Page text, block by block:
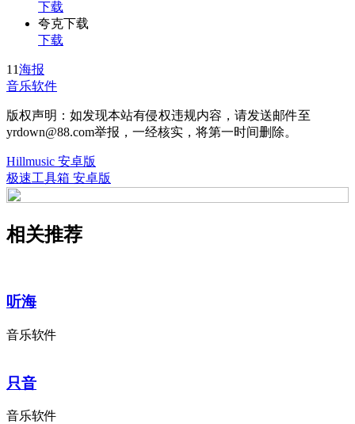
下载
夸克下载
下载
11海报
音乐软件
版权声明：如发现本站有侵权违规内容，请发送邮件至
yrdown@88.com举报，一经核实，将第一时间删除。
Hillmusic 安卓版
极速工具箱 安卓版
相关推荐
听海
音乐软件
只音
音乐软件